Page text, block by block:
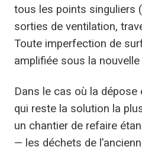
tous les points singuliers
sorties de ventilation,
Toute imperfection de
amplifiée sous la
Dans le cas où la
qui reste la solution la
un chantier de refaire
— les déchets de